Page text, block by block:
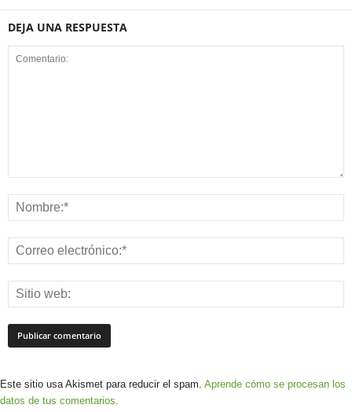
DEJA UNA RESPUESTA
Este sitio usa Akismet para reducir el spam. Aprende cómo se procesan los
datos de tus comentarios.